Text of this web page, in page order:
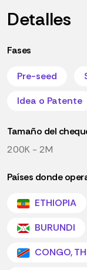
Detalles
Fases
Pre-seed
Idea o Patente
Tamaño del
200K - 2M
Países donde
ETHIOPIA
BURUNDI
CONGO,